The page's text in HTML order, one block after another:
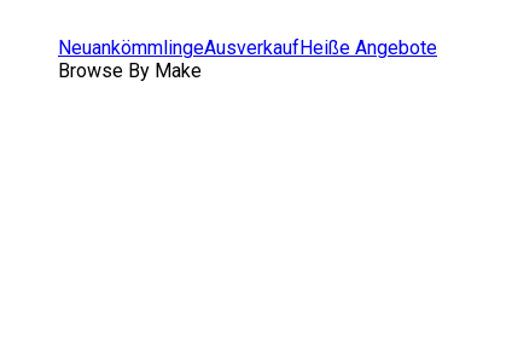
NeuankömmlingeAusverkaufHeiße Angebote
Browse By Make